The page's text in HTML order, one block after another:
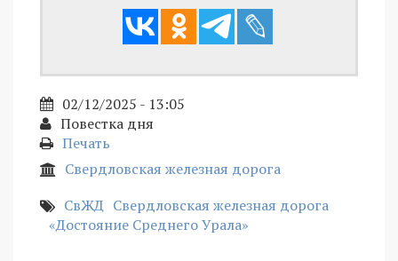
02/12/2025 - 13:05
Повестка дня
Печать
Свердловская железная дорога
СвЖД Свердловская железная дорога
«Достояние Среднего Урала»